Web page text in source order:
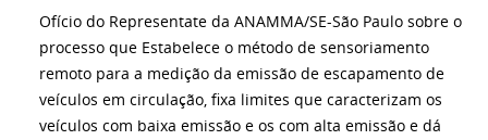
Ofício do Representate da ANAMMA/SE-São Paulo sobre o
processo que Estabelece o método de sensoriamento
remoto para a medição da emissão de escapamento de
veículos em circulação, fixa limites que caracterizam os
veículos com baixa emissão e os com alta emissão e dá